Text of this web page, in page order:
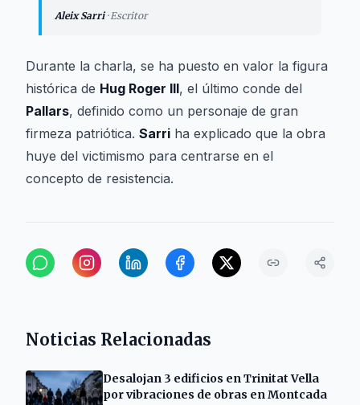
Aleix Sarri·Escritor
Durante la charla, se ha puesto en valor la figura
histórica de Hug Roger III, el último conde del
Pallars, definido como un personaje de gran
firmeza patriótica. Sarri ha explicado que la obra
huye del victimismo para centrarse en el
concepto de resistencia.
Noticias Relacionadas
Desalojan 3 edificios en Trinitat Vella
por vibraciones de obras en Montcada